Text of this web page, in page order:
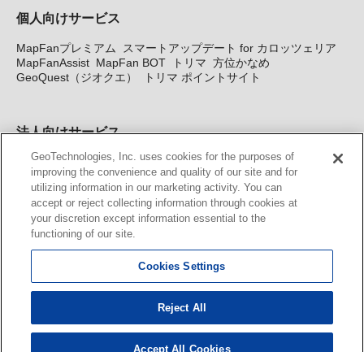
個人向けサービス
MapFanプレミアム
スマートアップデート for カロッツェリア
MapFanAssist MapFan BOT トリマ 方位かなめ
GeoQuest（ジオクエ）
トリマ ポイントサイト
法人向けサービス
法人向け地図・位置情報サービス WEBサイト・システム向け地
図API Windows PC向け地図開発キット MapFan DB 住所確認
サービス
MAP WORLD+ トリマ広告 Geo-Research
カーナビ地図更新サービス
MapFan スマートメンバーズ
KENWOOD MapFan Club
GeoTechnologies, Inc. uses cookies for the purposes of
improving the convenience and quality of our site and for
utilizing information in our marketing activity. You can
accept or reject collecting information through cookies at
your discretion except information essential to the
functioning of our site.
Cookies Settings
Reject All
Accept All Cookies